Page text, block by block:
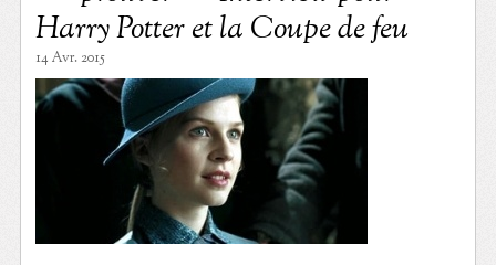
Harry Potter et la Coupe de feu
14 Avr. 2015